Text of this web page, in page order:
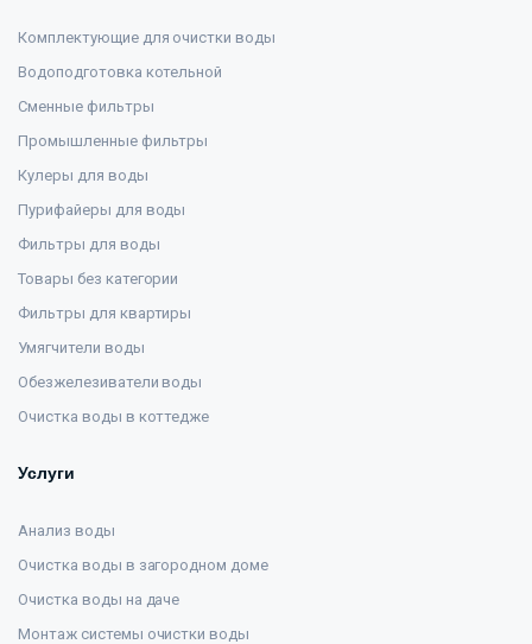
Комплектующие для очистки воды
Водоподготовка котельной
Сменные фильтры
Промышленные фильтры
Кулеры для воды
Пурифайеры для воды
Фильтры для воды
Товары без категории
Фильтры для квартиры
Умягчители воды
Обезжелезиватели воды
Очистка воды в коттедже
Услуги
Анализ воды
Очистка воды в загородном доме
Очистка воды на даче
Монтаж системы очистки воды